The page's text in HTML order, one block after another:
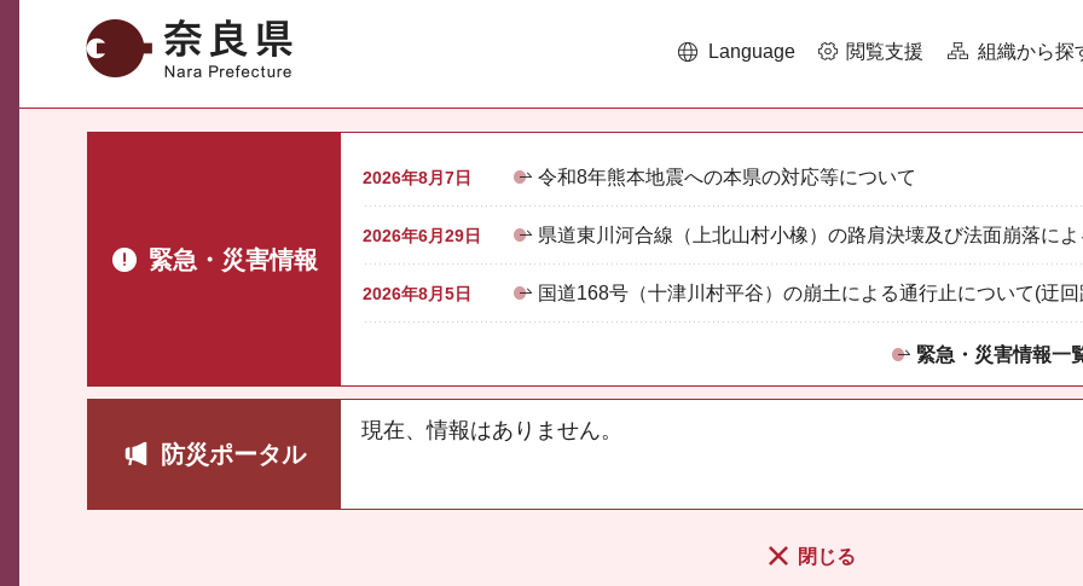
奈良県 Language 閲覧支援 組織から探
緊急・災害情報
2026年8月7日 令和8年熊本地震への本県の対応等について
2026年6月29日 県道東川河合線（上北山村小橡）の路肩決壊及び法面崩落に
2026年8月5日 国道168号（十津川村平谷）の崩土による通行止について(迂
緊急・災害情報一
防災ポータル
現在、情報はありません。
閉じる